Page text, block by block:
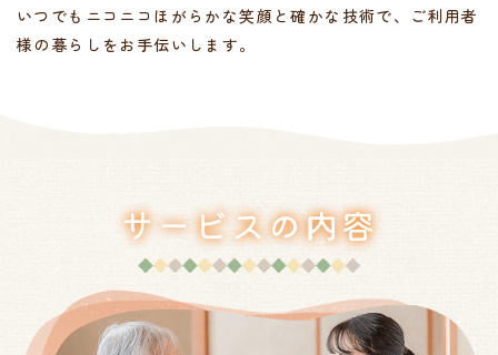
いつでもニコニコほがらかな笑顔と確かな技術で、ご利用者
様の暮らしをお手伝いします。
サービスの内容